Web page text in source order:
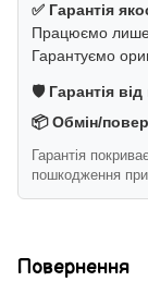
✅ Гарантія
Працюємо лише
Гарантуємо
🛡️ Гарантія
📦 Обмін/
Гарантія
пошкодження при
Повернення